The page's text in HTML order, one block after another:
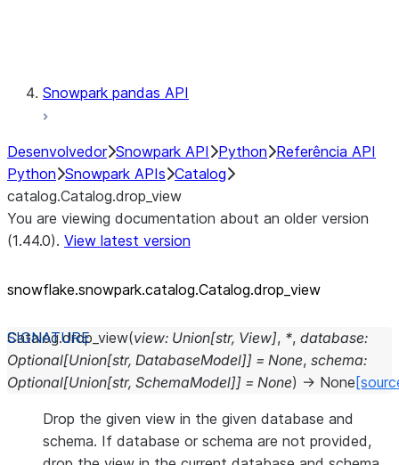
Snowpark pandas API
Desenvolvedor Snowpark API Python Referência API
Python Snowpark APIs Catalog
catalog.Catalog.drop_view
You are viewing documentation about an older version
(1.44.0). View latest version
snowflake.snowpark.catalog.Catalog.drop_ view
Catalog.drop_view(view: Union[str, View], *, database:
Optional[Union[str, DatabaseModel]] = None, schema:
Optional[Union[str, SchemaModel]] = None) → None
Drop the given view in the given database and
schema. If database or schema are not provided,